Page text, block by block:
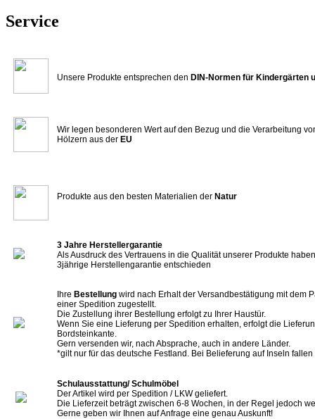
Service
Unsere Produkte entsprechen den DIN-Normen für Kindergärten
Wir legen besonderen Wert auf den Bezug und die Verarbeitung
Hölzern aus der EU
Produkte aus den besten Materialien der Natur
3 Jahre Herstellergarantie
Als Ausdruck des Vertrauens in die Qualität unserer Produkte
3jährige Herstellengarantie entschieden
Ihre Bestellung wird nach Erhalt der Versandbestätigung mit dem
einer Spedition zugestellt.
Die Zustellung ihrer Bestellung erfolgt zu Ihrer Haustür.
Wenn Sie eine Lieferung per Spedition erhalten, erfolgt die
Bordsteinkante.
Gern versenden wir, nach Absprache, auch in andere Länder.
*gilt nur für das deutsche Festland. Bei Belieferung auf Inseln
Schulausstattung/ Schulmöbel
Der Artikel wird per Spedition / LKW geliefert.
Die Lieferzeit beträgt zwischen 6-8 Wochen, in der Regel jedoch
Gerne geben wir Ihnen auf Anfrage eine genau Auskunft!